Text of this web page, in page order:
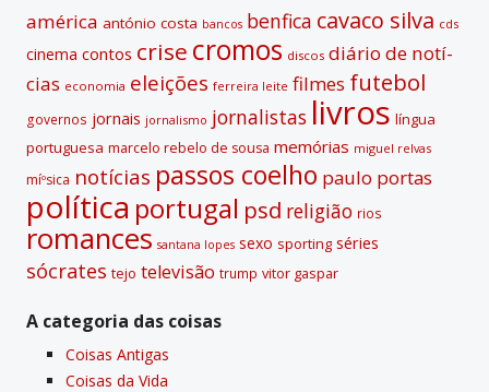
américa antónio costa bancos benfica cavaco silva cds
cinema contos crise cromos discos diário de notí­
cias economia eleições ferreira leite filmes futebol
governos jornais jornalismo jornalistas livros lí­ngua
portuguesa marcelo rebelo de sousa memórias miguel relvas
míºsica notí­cias passos coelho paulo portas
polí­tica portugal psd religião rios
romances santana lopes sexo sporting séries
sócrates tejo televisão trump vitor gaspar
A categoria das coisas
Coisas Antigas
Coisas da Vida